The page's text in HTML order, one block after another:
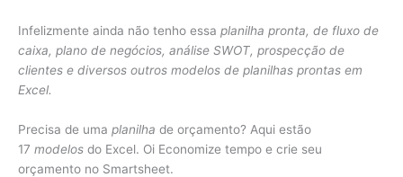
Infelizmente ainda não tenho essa planilha pronta, de fluxo de
caixa, plano de negócios, análise SWOT, prospecção de
clientes e diversos outros modelos de planilhas prontas em
Excel.
Precisa de uma planilha de orçamento? Aqui estão
17 modelos do Excel. Oi Economize tempo e crie seu
orçamento no Smartsheet.